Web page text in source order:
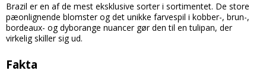
Brazil er en af de mest eksklusive sorter i sortimentet. De store
pæonlignende blomster og det unikke farvespil i kobber-, brun-,
bordeaux- og dyborange nuancer gør den til en tulipan, der
virkelig skiller sig ud.
Fakta